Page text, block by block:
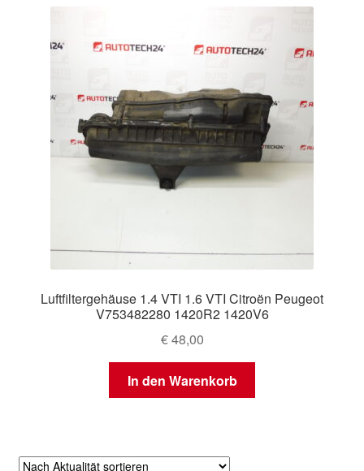
Luftfiltergehäuse 1.4 VTI 1.6 VTI Citroën Peugeot
V753482280 1420R2 1420V6
€48,00
In den Warenkorb